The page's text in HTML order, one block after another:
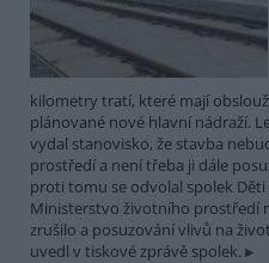
kilometry tratí, které mají
plánované nové hlavní nádraží.
vydal stanovisko, že stavba
prostředí a není třeba ji dále
proti tomu se odvolal spolek Děti
Ministerstvo životního prostředí
zrušilo a posuzování vlivů na
uvedl v tiskové zprávě spolek.